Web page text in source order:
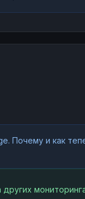
Почему и как